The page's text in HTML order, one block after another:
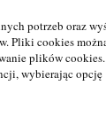
Płatności i dostawa
Formy płatności
Czas i koszty dostawy
potrzeb oraz
cookies
plików
wybierając